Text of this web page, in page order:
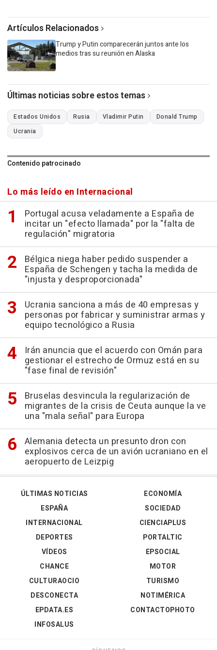
Artículos Relacionados
Trump y Putin comparecerán juntos ante los
medios tras su reunión en Alaska
Últimas noticias sobre estos temas
Estados Unidos Rusia Vladimir Putin
Donald Trump
Ucrania
Contenido patrocinado
Lo más leído en Internacional
Portugal acusa veladamente a España de
incitar un "efecto llamada" por la "falta de
regulación" migratoria
Bélgica niega haber pedido suspender a
España de Schengen y tacha la medida de
"injusta y desproporcionada"
Ucrania sanciona a más de 40 empresas y
personas por fabricar y suministrar armas y
equipo tecnológico a Rusia
Irán anuncia que el acuerdo con Omán para
gestionar el estrecho de Ormuz está en su
"fase final de revisión"
Bruselas desvincula la regularización de
migrantes de la crisis de Ceuta aunque la ve
una "mala señal" para Europa
Alemania detecta un presunto dron con
explosivos cerca de un avión ucraniano en el
aeropuerto de Leizpig
ÚLTIMAS NOTICIAS
ESPAÑA
INTERNACIONAL
DEPORTES
VÍDEOS
ECONOMÍA
SOCIEDAD
CIENCIAPLUS
PORTALTIC
EPSOCIAL
CHANCE
CULTURAOCIO
DESCONECTA
EPDATA.ES
INFOSALUS
MOTOR
TURISMO
NOTIMÉRICA
CONTACTOPHOTO